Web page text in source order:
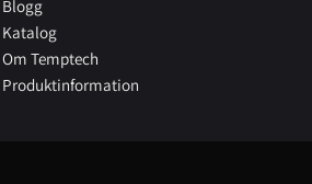
Blogg
Katalog
Om Temptech
Produktinformation